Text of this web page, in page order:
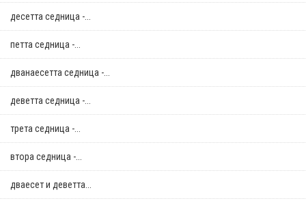
десетта седница -...
петта седница -...
дванаесетта седница -...
деветта седница -...
трета седница -...
втора седница -...
дваесет и деветта...